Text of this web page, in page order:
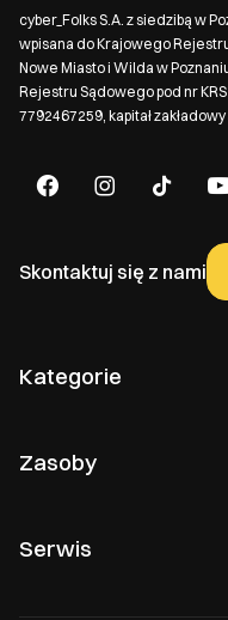
cyber_Folks S.A. z siedzibą w
wpisana do Krajowego
Nowe Miasto i Wilda w
Rejestru Sądowego pod nr
7792467259, kapitał
Skontaktuj się z nami
Kategorie
Zasoby
Serwis